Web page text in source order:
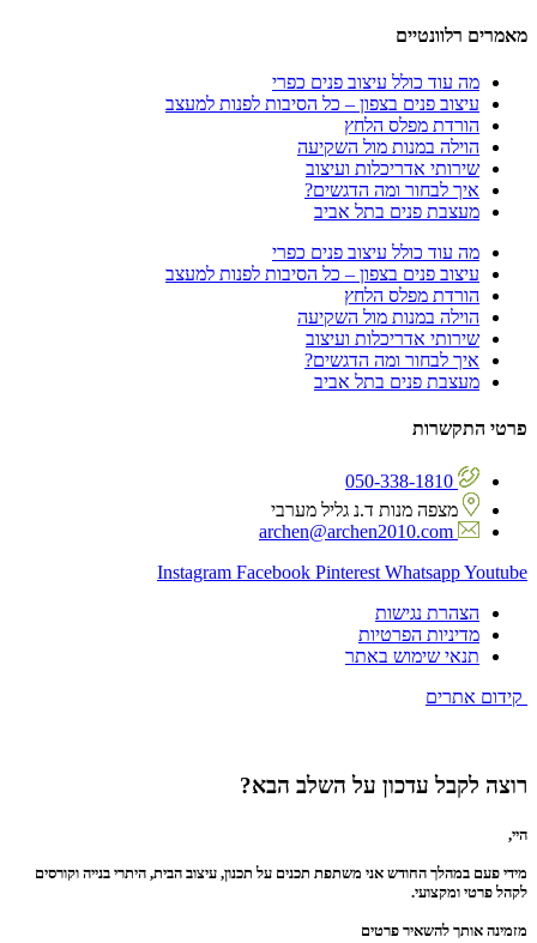
מאמרים רלוונטיים
מה עוד כולל עיצוב פנים כפרי
עיצוב פנים בצפון – כל הסיבות לפנות למעצב
הורדת מפלס הלחץ
הוילה במנות מול השקיעה
שירותי אדריכלות ועיצוב
איך לבחור ומה הדגשים?
מעצבת פנים בתל אביב
מה עוד כולל עיצוב פנים כפרי
עיצוב פנים בצפון – כל הסיבות לפנות למעצב
הורדת מפלס הלחץ
הוילה במנות מול השקיעה
שירותי אדריכלות ועיצוב
איך לבחור ומה הדגשים?
מעצבת פנים בתל אביב
פרטי התקשרות
050-338-1810
מצפה מנות ד.נ גליל מערבי
archen@archen2010.com
Instagram Facebook Pinterest WhatsappYoutube
הצהרת נגישות
מדיניות הפרטיות
תנאי שימוש באתר
קידום אתרים
רוצה לקבל עדכון על השלב הבא?
היי,
מידי פעם במהלך החודש אני משתפת תכנים על תכנון, עיצוב הבית, היתרי בנייה וקורסים
לקהל פרטי ומקצועי.
מזמינה אותך להשאיר פרטים